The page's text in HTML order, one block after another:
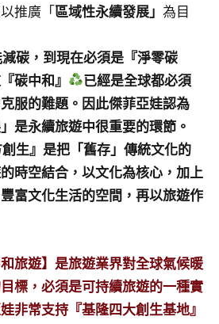
推廣「 區域性永續發展」 為目
碳，到現在必須是『淨零碳
碳中和』
已經是全球都必須
服的難題。因此傑菲亞娃認為
是永續旅遊中很重要的環節。
生』是把「舊存」傳統文化的
時空結合，以文化為核心，加上
富文化生活的空間，再以旅遊作
旅遊】是旅遊業界對全球氣候暖
標，必須是可持續旅遊的一種實
非常支持『基隆四大創生基地』